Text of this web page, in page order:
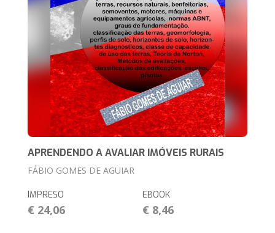
APRENDENDO A AVALIAR IMÓVEIS RURAIS
FÁBIO GOMES DE AGUIAR
IMPRESO
€ 24,06
EBOOK
€ 8,46